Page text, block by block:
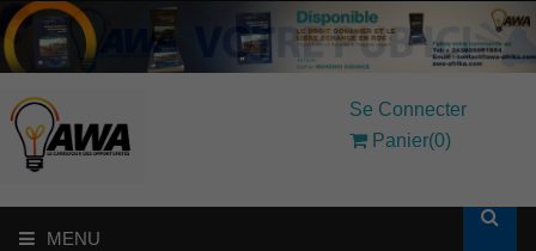
Se Connecter
Panier(0)
MENU